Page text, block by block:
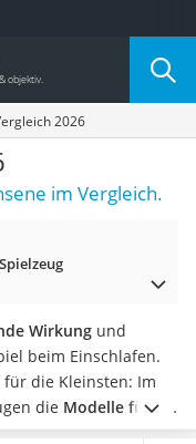
2026
im Vergleich.
Wirkung und
beim Einschlafen.
die Kleinsten: Im
die Modelle für die
beispielsweise aus